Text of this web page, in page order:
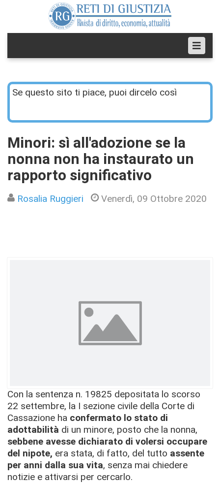
Se questo sito ti piace, puoi dircelo così
Minori: sì all'adozione se la
nonna non ha instaurato un
rapporto significativo
Rosalia Ruggieri Venerdì, 09 Ottobre 2020
Con la sentenza n. 19825 depositata lo scorso
22 settembre, la I sezione civile della Corte di
Cassazione ha confermato lo stato di
adottabilità di un minore, posto che la nonna,
sebbene avesse dichiarato di volersi occupare
del nipote, era stata, di fatto, del tutto assente
per anni dalla sua vita, senza mai chiedere
notizie e attivarsi per cercarlo.